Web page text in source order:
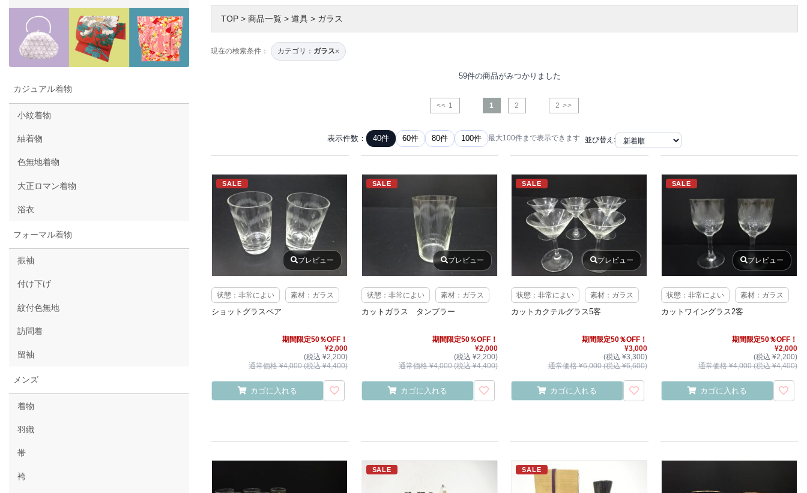
カジュアル着物
小紋着物
紬着物
色無地着物
大正ロマン着物
浴衣
フォーマル着物
振袖
付け下げ
紋付色無地
訪問着
留袖
メンズ
着物
羽織
帯
袴
TOP > 商品一覧 > 道具 > ガラス
現在の検索条件： カテゴリ： ガラス×
59件の商品がみつかりました
<< 1 1 2 2 >>
表示件数： 40件 60件 80件 100件 最大100件まで表示できます 並び替え:
SALE
プレビュー
状態：非常によい 素材：ガラス
ショットグラスペア
期間限定50％OFF！
¥2,000
(税込 ¥2,200)
通常価格 ¥4,000 (税込 ¥4,400)
カゴに入れる
SALE
プレビュー
状態：非常によい 素材：ガラス
カットガラス タンブラー
期間限定50％OFF！
¥2,000
(税込 ¥2,200)
通常価格 ¥4,000 (税込 ¥4,400)
カゴに入れる
SALE
プレビュー
状態：非常によい 素材：ガラス
カットカクテルグラス5客
期間限定50％OFF！
¥3,000
(税込 ¥3,300)
通常価格 ¥6,000 (税込 ¥6,600)
カゴに入れる
SALE
プレビュー
状態：非常によい 素材：ガラス
カットワイングラス2客
期間限定50％OFF！
¥2,000
(税込 ¥2,200)
通常価格 ¥4,000 (税込 ¥4,400)
カゴに入れる
SALE SALE